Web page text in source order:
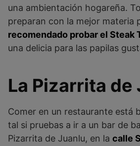
una ambientación hogareña.
preparan con la mejor materia
recomendado probar el Steak
una delicia para las papilas
La Pizarrita de
Comer en un restaurante está
tal si pruebas a ir a un bar de
Pizarrita de Juanlu, en la calle